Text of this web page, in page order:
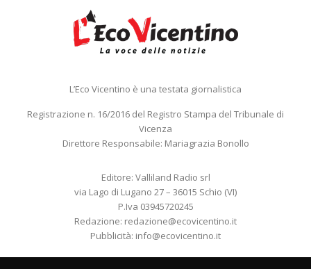
L’Eco Vicentino è una testata giornalistica
Registrazione n. 16/2016 del Registro Stampa del Tribunale di
Vicenza
Direttore Responsabile: Mariagrazia Bonollo
Editore: Valliland Radio srl
via Lago di Lugano 27 – 36015 Schio (VI)
P.Iva 03945720245
Redazione: redazione@ecovicentino.it
Pubblicità: info@ecovicentino.it